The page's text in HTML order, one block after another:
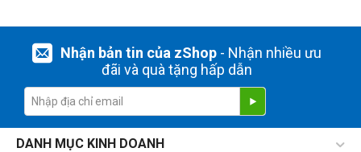
Nhận bản tin của zShop- Nhận nhiều ưu
đãi và quà tặng hấp dẫn
DANH MỤC KINH DOANH